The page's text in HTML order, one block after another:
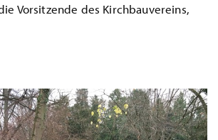
Vorsitzende des Kirchbauvereins,